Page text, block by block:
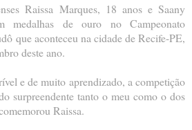
Raissa Marques, 18 anos e Saany
medalhas de ouro no Campeonato
que aconteceu na cidade de Recife-PE,
deste ano.
e de muito aprendizado, a competição
surpreendente tanto o meu como o dos
Raissa.